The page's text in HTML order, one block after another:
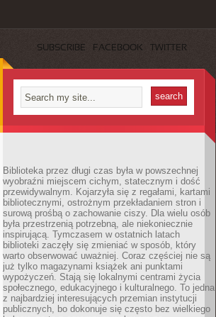
SUBSCRIBE FACEBOOK TWITTER
Biblioteka przez długi czas była w powszechnej
wyobraźni miejscem cichym, statecznym i dość
przewidywalnym. Kojarzyła się z regałami, kartami
bibliotecznymi, ostrożnym przekładaniem stron i
surową prośbą o zachowanie ciszy. Dla wielu osób
była przestrzenią potrzebną, ale niekoniecznie
inspirującą. Tymczasem w ostatnich latach
biblioteki zaczęły się zmieniać w sposób, który
warto obserwować uważniej. Coraz częściej nie są
już tylko magazynami książek ani punktami
wypożyczeń. Stają się lokalnymi centrami życia
społecznego, edukacyjnego i kulturalnego. To jedna
z najbardziej interesujących przemian instytucji
publicznych, bo dokonuje się często bez wielkiego